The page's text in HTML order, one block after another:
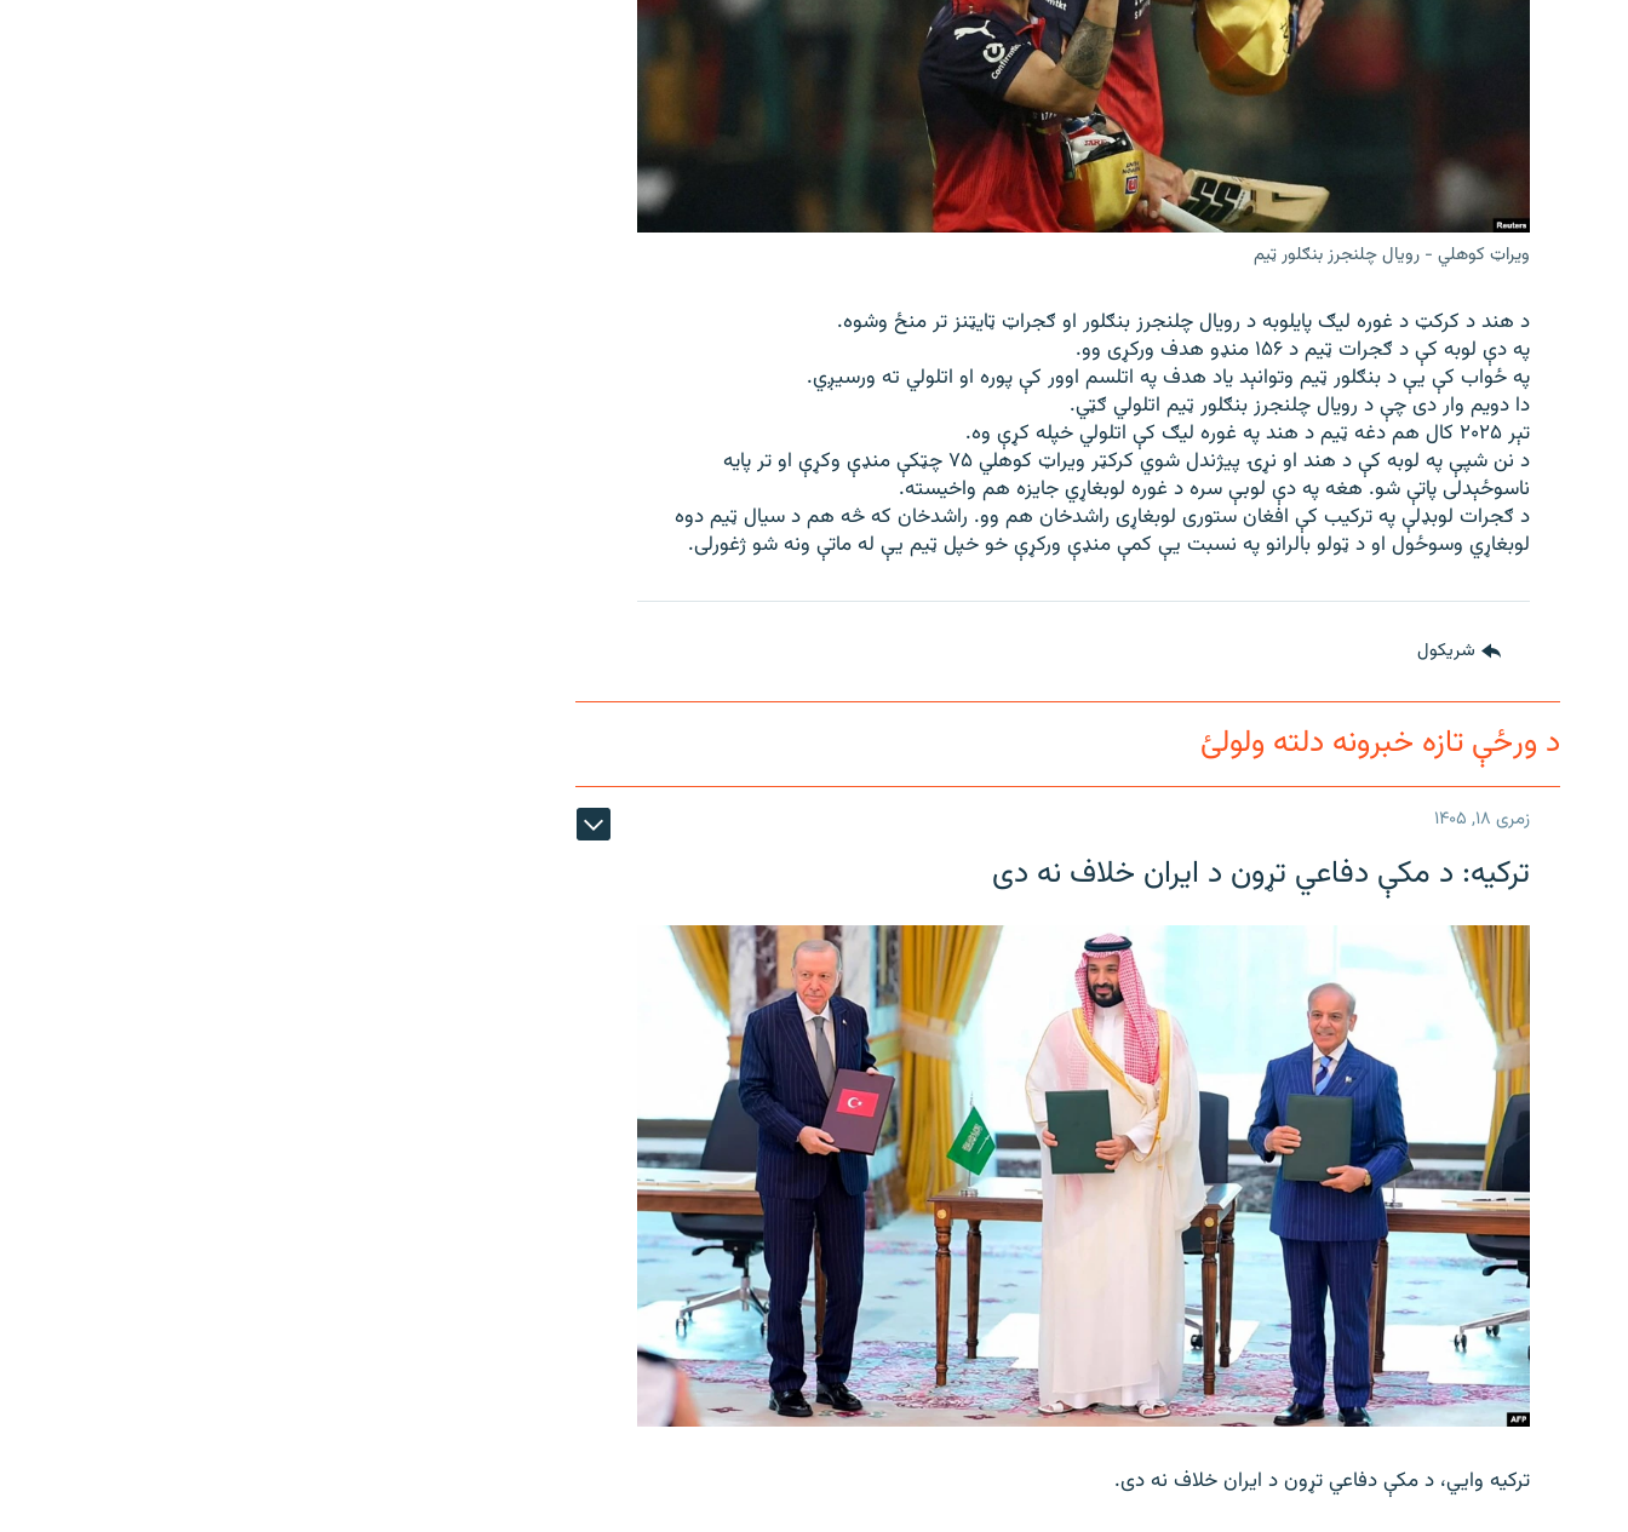
ویراټ کوهلي - رویال چلنجرز بنګلور ټیم
د هند د کرکټ د غوره لیګ پایلوبه د رویال چلنجرز بنګلور او ګجراټ ټایټنز تر منځ وشوه.
په دې لوبه کې د ګجرات ټیم د ۱۵۶ منډو هدف ورکړی وو.
په ځواب کې یې د بنګلور ټیم وتوانېد یاد هدف په اتلسم اوور کې پوره او اتلولي ته ورسیږي.
دا دویم وار دی چې د رویال چلنجرز بنګلور ټیم اتلولي ګټي.
تېر ۲۰۲۵ کال هم دغه ټیم د هند په غوره لیګ کې اتلولي خپله کړې وه.
د نن شپې په لوبه کې د هند او نړۍ پيژندل شوي کرکټر ویراټ کوهلي ۷۵ چټکې منډې وکړې او تر پایه
ناسوځېدلی پاتې شو. هغه په دې لوبې سره د غوره لوبغاړي جایزه هم واخیسته.
د ګجرات لوبډلې په ترکیب کې افغان ستوری لوبغاړی راشدخان هم وو. راشدخان که څه هم د سیال ټیم دوه
لوبغاړي وسوځول او د ټولو بالرانو په نسبت یې کمې منډې ورکړې خو خپل ټیم یې له ماتې ونه شو ژغورلی.
شريکول
د ورځې تازه خبرونه دلته ولولئ
زمری ۱۸, ۱۴۰۵
ترکیه: د مکې دفاعي تړون د ایران خلاف نه دی
ترکیه وايي، د مکې دفاعي تړون د ایران خلاف نه دی.